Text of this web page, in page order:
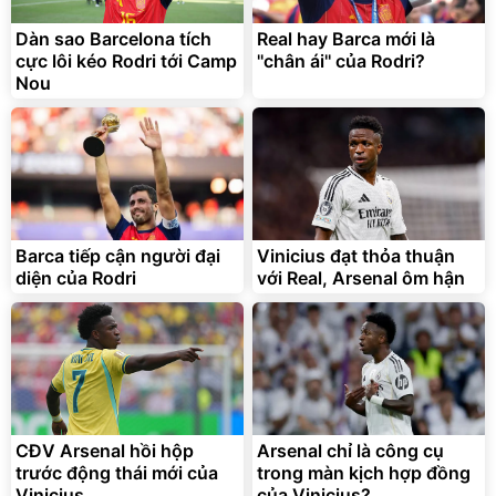
Bạt phủ xe ô tô cao cấp,
tráng nhôm 03 lớp
392.000
325.000đ
Đã bán nhiều
Xe đạp điện trợ lực G-
Force C14 gấp gọn bỏ cốp
tiện lợi
9.900.000đ
7.092.000đ
Đang xem nhiều
G-FORCE VIETNA
Dàn sao Barcelona tích
cực lôi kéo Rodri tới Camp
Nou
Real hay Barca mới là
''chân ái'' của Rodri?
Barca tiếp cận người đại
diện của Rodri
Vinicius đạt thỏa thuận
với Real, Arsenal ôm hận
CĐV Arsenal hồi hộp
trước động thái mới của
Arsenal chỉ là công cụ
trong màn kịch hợp đồng